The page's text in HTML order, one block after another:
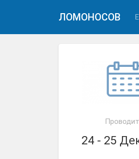
ЛОМОНОСОВ
24 - 25